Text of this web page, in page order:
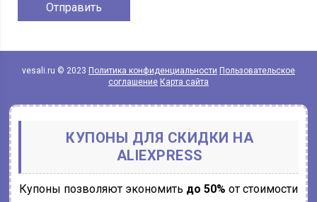
vesali.ru © 2023 Политика конфиденциальности Пользовательское
соглашение Карта сайта
КУПОНЫ ДЛЯ СКИДКИ НА
ALIEXPRESS
Купоны позволяют экономить до 50% от стоимости